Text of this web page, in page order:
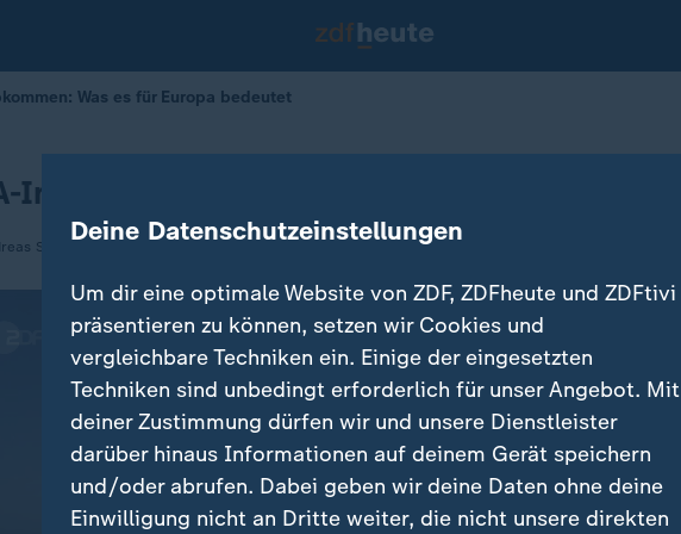
Was es für Europa bedeutet
Iran-Abkommen: Was es für Europa bedeutet
StammDeine Datenschutzeinstellungen
Um dir eine optimale Website von ZDF, ZDFheute und ZDFtivi
präsentieren zu können, setzen wir Cookies und
vergleichbare Techniken ein. Einige der eingesetzten
Techniken sind unbedingt erforderlich für unser Angebot. Mit
deiner Zustimmung dürfen wir und unsere Dienstleister
darüber hinaus Informationen auf deinem Gerät speichern
und/oder abrufen. Dabei geben wir deine Daten ohne deine
Einwilligung nicht an Dritte weiter, die nicht unsere direkten